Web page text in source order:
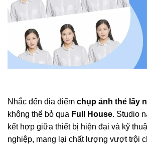
Nhắc đến địa điểm chụp ảnh thẻ lấy
không thể bỏ qua Full House. Studio
kết hợp giữa thiết bị hiện đại và kỹ
nghiệp, mang lại chất lượng vượt trội